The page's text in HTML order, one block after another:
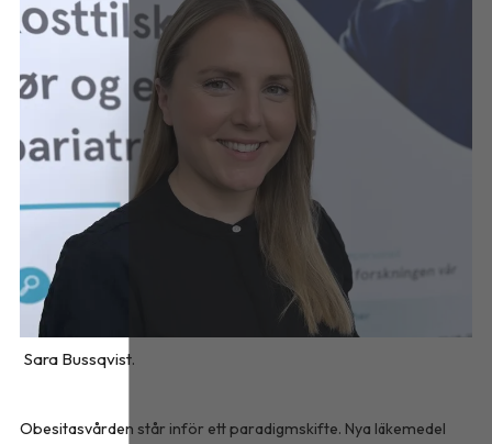
Sara Bussqvist.
Obesitasvården står inför ett paradigmskifte. Nya läkemedel